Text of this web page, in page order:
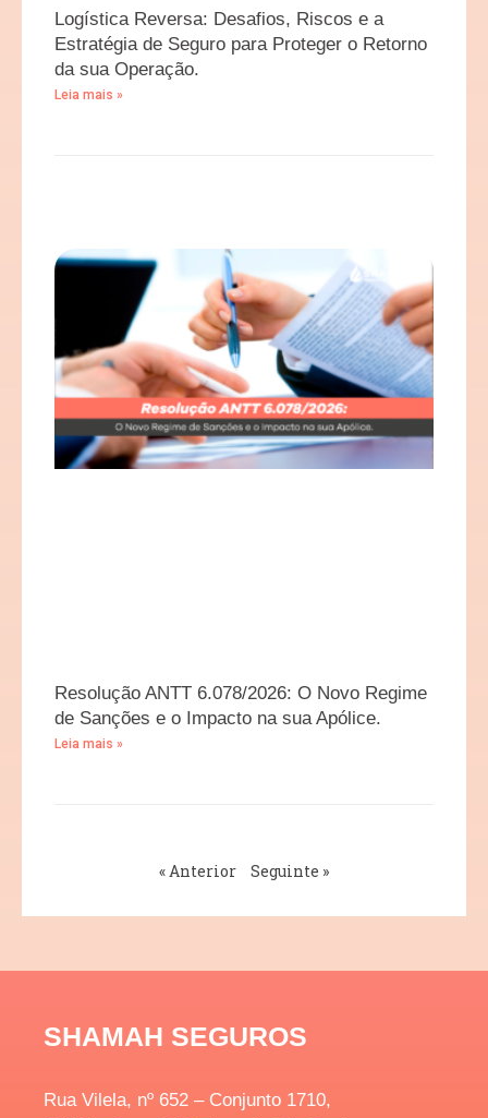
Logística Reversa: Desafios, Riscos e a
Estratégia de Seguro para Proteger o Retorno
da sua Operação.
Leia mais »
Resolução ANTT 6.078/2026: O Novo Regime
de Sanções e o Impacto na sua Apólice.
Leia mais »
« Anterior Seguinte »
SHAMAH SEGUROS
Rua Vilela, nº 652 – Conjunto 1710,